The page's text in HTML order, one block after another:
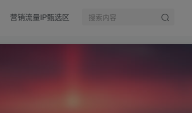
营销流量IP甄选区